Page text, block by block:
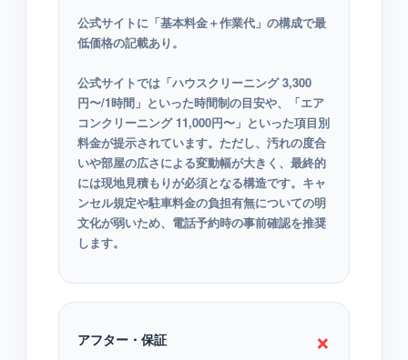
公式サイトに「基本料金＋作業代」の構成で最
低価格の記載あり。
公式サイトでは「ハウスクリーニング 3,300
円〜/1時間」といった時間制の目安や、「エア
コンクリーニング 11,000円〜」といった項目別
料金が提示されています。ただし、汚れの度合
いや部屋の広さによる変動幅が大きく、最終的
には現地見積もりが必須となる構造です。キャ
ンセル規定や駐車料金の負担有無についての明
文化が弱いため、電話予約時の事前確認を推奨
します。
アフター・保証 ×